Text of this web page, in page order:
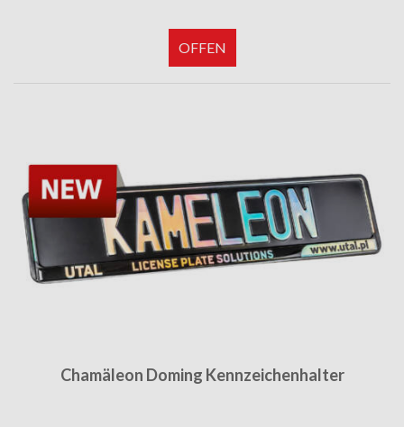
OFFEN
Chamäleon Doming Kennzeichenhalter